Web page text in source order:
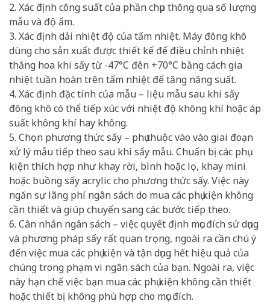
2. Xác định công suất của phần chụp thông qua số lượng
mẫu và độ ẩm.
3. Xác định dải nhiệt độ của tấm nhiệt. Máy đông khô
dùng cho sản xuất được thiết kế để điều chỉnh nhiệt
thăng hoa khi sấy từ -47°C đên +70°C bằng cách gia
nhiệt tuần hoàn trên tấm nhiệt để tăng năng suất.
4. Xác định đặc tính của mẫu – liệu mẫu sau khi sấy
đông khô có thể tiếp xúc với nhiệt độ không khí hoặc áp
suất không khí hay không.
5. Chọn phương thức sấy – phụ thuộc vào vào giai đoạn
xử lý mẫu tiếp theo sau khi sấy mẫu. Chuẩn bị các phụ
kiện thích hợp như khay rời, bình hoặc lọ, khay mini
hoặc buồng sấy acrylic cho phương thức sấy. Việc này
ngăn sự lãng phí ngân sách do mua các phụ kiện không
cần thiết và giúp chuyển sang các bước tiếp theo.
6. Cân nhắn ngân sách – việc quyết định mục đích sử dụng
và phương pháp sấy rất quan trọng, ngoài ra cần chú ý
đến việc mua các phụ kiện và tận dụng hết hiệu quả của
chúng trong phạm vi ngân sách của bạn. Ngoài ra, việc
này hạn chế việc bạn mua các phụ kiện không cần thiết
hoặc thiết bị không phù hợp cho mục đích.